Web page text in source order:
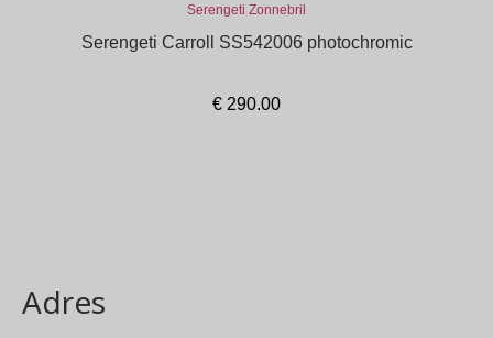
Serengeti Zonnebril
Serengeti Carroll SS542006 photochromic
€ 290.00
Adres